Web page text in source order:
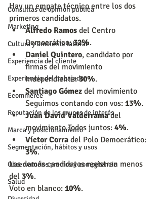
Consultas de opinión pública
Marketing
Cultura y ambiente laboral
Experiencia del cliente
Experiencia del trabajador
Ecommerce
Reputación de los grupos de interés
Marca y posicionamiento
Segmentación, hábitos y usos
Observatorios precios y competencia
Salud
Hay un empate técnico entre los dos
primeros candidatos.
Alfredo Ramos del Centro
Democrático: 32%.
Daniel Quintero, candidato por
firmas del movimiento
Independiente: 30%.
Santiago Gómez del movimiento
Seguimos contando con vos: 13%.
Juan David Valderrama del
movimiento Todos juntos: 4%.
Víctor Corra del Polo Democrático:
3%.
Los demás candidatos registran menos
del 3%.
Voto en blanco: 10%.